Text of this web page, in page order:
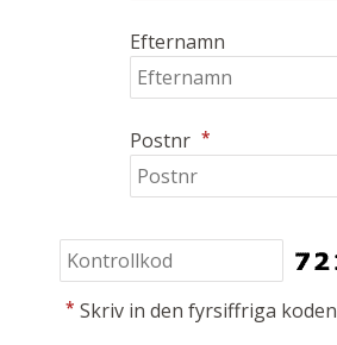
Efternamn
Postnr *
* Skriv in den fyrsiffriga koden